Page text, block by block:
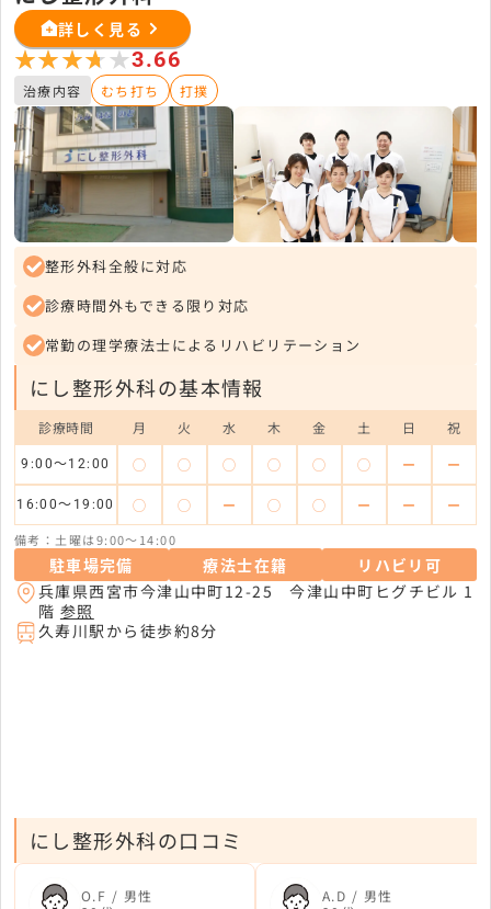
詳しく見る
★★★★★
★★★★★3.66
治療内容 むち打ち 打撲
整形外科全般に対応
診療時間外もできる限り対応
常勤の理学療法士によるリハビリテーション
にし整形外科の基本情報
診療時間 月 火 水 木 金 土 日 祝
9:00～12:00 ◯ ◯ ◯ ◯ ◯ ◯ ー ー
16:00～19:00 ◯ ◯ ー ◯ ◯ ー ー ー
備考：土曜は9:00～14:00
駐車場完備 療法士在籍
リハビリ可
兵庫県西宮市今津山中町12-25 今津山中町ヒグチビル 1
階 参照
久寿川駅から徒歩約8分
にし整形外科の口コミ
O.F / 男性
A.D / 男性